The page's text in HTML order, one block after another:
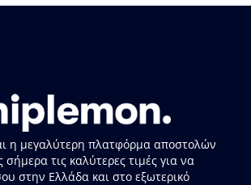
η μεγαλύτερη πλατφόρμα αποστολών
τις καλύτερες τιμές για να
στην Ελλάδα και στο εξωτερικό